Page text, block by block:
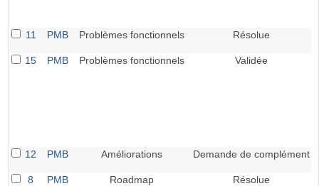
11 PMB Problèmes fonctionnels Résolue
15 PMB Problèmes fonctionnels Validée
12 PMB Améliorations Demande de complément
8 PMB Roadmap Résolue